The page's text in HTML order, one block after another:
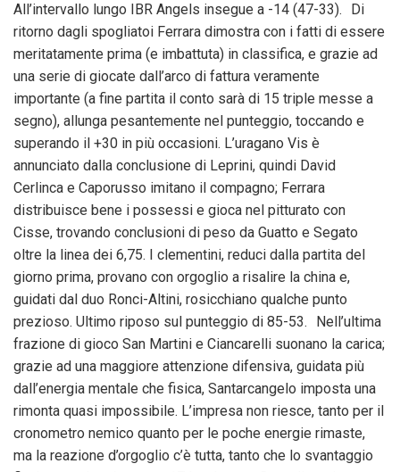
All’intervallo lungo IBR Angels insegue a -14 (47-33). Di
ritorno dagli spogliatoi Ferrara dimostra con i fatti di essere
meritatamente prima (e imbattuta) in classifica, e grazie ad
una serie di giocate dall’arco di fattura veramente
importante (a fine partita il conto sarà di 15 triple messe a
segno), allunga pesantemente nel punteggio, toccando e
superando il +30 in più occasioni. L’uragano Vis è
annunciato dalla conclusione di Leprini, quindi David
Cerlinca e Caporusso imitano il compagno; Ferrara
distribuisce bene i possessi e gioca nel pitturato con
Cisse, trovando conclusioni di peso da Guatto e Segato
oltre la linea dei 6,75. I clementini, reduci dalla partita del
giorno prima, provano con orgoglio a risalire la china e,
guidati dal duo Ronci-Altini, rosicchiano qualche punto
prezioso. Ultimo riposo sul punteggio di 85-53. Nell’ultima
frazione di gioco San Martini e Ciancarelli suonano la carica;
grazie ad una maggiore attenzione difensiva, guidata più
dall’energia mentale che fisica, Santarcangelo imposta una
rimonta quasi impossibile. L’impresa non riesce, tanto per il
cronometro nemico quanto per le poche energie rimaste,
ma la reazione d’orgoglio c’è tutta, tanto che lo svantaggio